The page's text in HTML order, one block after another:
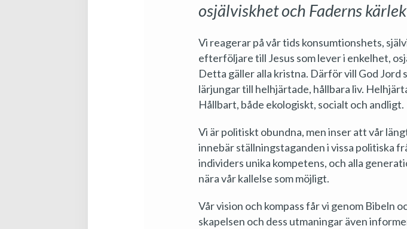
osjälviskhet och Faderns
Vi reagerar på vår tids konsumtionshets,
efterföljare till Jesus som lever i enkelhet,
Detta gäller alla kristna. Därför vill God Jord
lärjungar till helhjärtade, hållbara liv.
Hållbart, både ekologiskt, socialt och andligt.
Vi är politiskt obundna, men inser att vår
innebär ställningstaganden i vissa politiska
individers unika kompetens, och alla
nära vår kallelse som möjligt.
Vår vision och kompass får vi genom Bibeln
skapelsen och dess utmaningar även